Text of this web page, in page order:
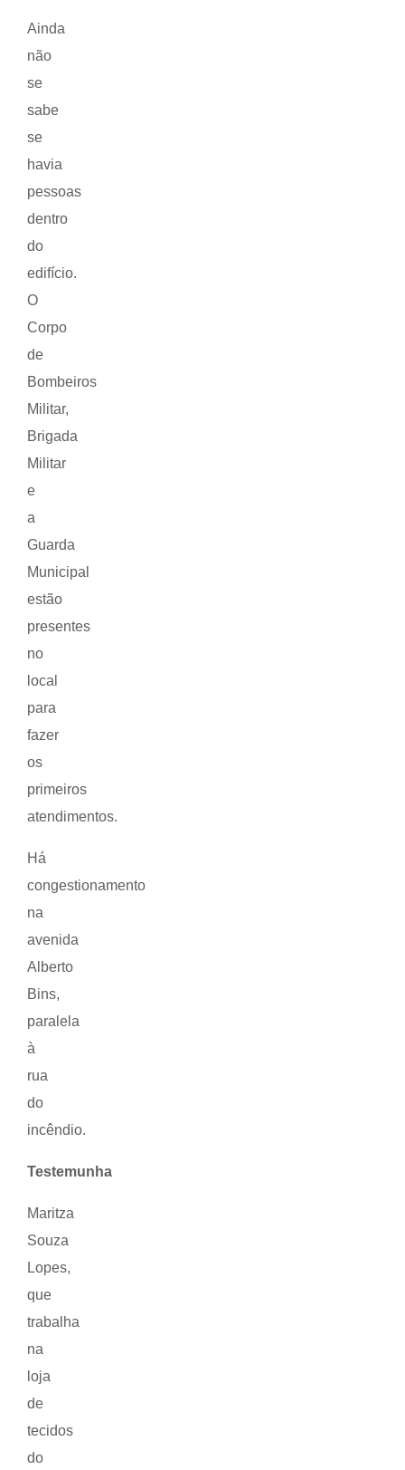
Ainda
não
se
sabe
se
havia
pessoas
dentro
do
edifício.
O
Corpo
de
Bombeiros
Militar,
Brigada
Militar
e
a
Guarda
Municipal
estão
presentes
no
local
para
fazer
os
primeiros
atendimentos.
Há
congestionamento
na
avenida
Alberto
Bins,
paralela
à
rua
do
incêndio.
Testemunha
Maritza
Souza
Lopes,
que
trabalha
na
loja
de
tecidos
do